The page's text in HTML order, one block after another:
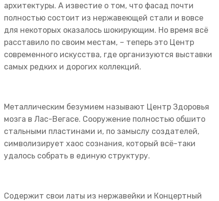
архитектуры. А известие о том, что фасад почти
полностью состоит из нержавеющей стали и вовсе
для некоторых оказалось шокирующим. Но время всё
расставило по своим местам, – теперь это Центр
современного искусства, где организуются выставки
самых редких и дорогих коллекций.
Металлическим безумием называют Центр Здоровья
мозга в Лас-Вегасе. Сооружение полностью обшито
стальными пластинами и, по замыслу создателей,
символизирует хаос сознания, который всё-таки
удалось собрать в единую структуру.
Содержит свои латы из нержавейки и Концертный